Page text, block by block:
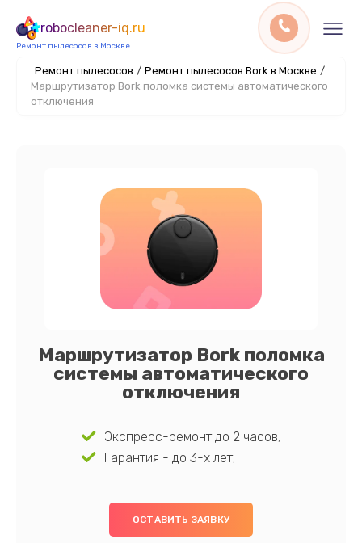
robocleaner-iq.ru
Ремонт пылесосов в Москве
Ремонт пылесосов / Ремонт пылесосов Bork в Москве /
Маршрутизатор Bork поломка системы автоматического
отключения
Маршрутизатор Bork поломка
системы автоматического
отключения
Экспресс-ремонт до 2 часов;
Гарантия - до 3-х лет;
ОСТАВИТЬ ЗАЯВКУ